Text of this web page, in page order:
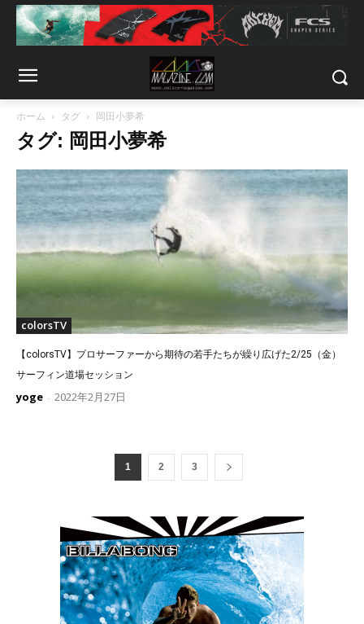
ホーム タグ 岡田小夢希
タグ: 岡田小夢希
colorsTV
【colorsTV】プロサーファーから期待の若手たちが繰り広げた2/25（金）
サーフィン道場セッション
yoge - 2022年2月27日
1 2 3